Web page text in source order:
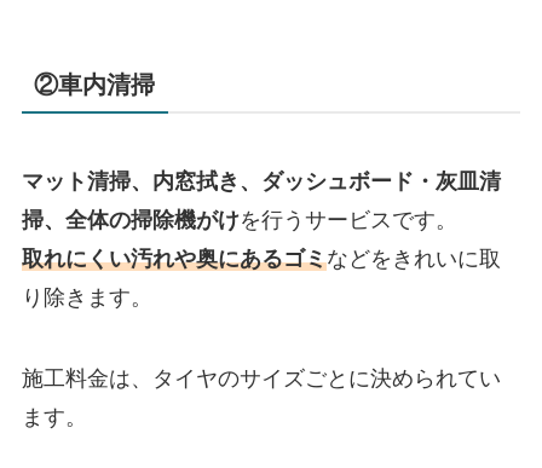
②車内清掃
マット清掃、内窓拭き、ダッシュボード・灰皿清
掃、全体の掃除機がけを行うサービスです。
取れにくい汚れや奥にあるゴミなどをきれいに取
り除きます。
施工料金は、タイヤのサイズごとに決められてい
ます。